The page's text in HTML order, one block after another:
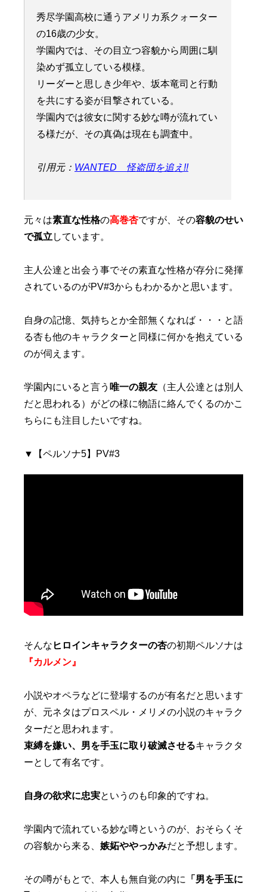
秀尽学園高校に通うアメリカ系クォーター
の16歳の少女。
学園内では、その目立つ容貌から周囲に馴
染めず孤立している模様。
リーダーと思しき少年や、坂本竜司と行動
を共にする姿が目撃されている。
学園内では彼女に関する妙な噂が流れてい
る様だが、その真偽は現在も調査中。
引用元： WANTED 怪盗団を追え!!
元々は素直な性格の高巻杏ですが、その容貌のせい
で孤立 しています。
主人公達と出会う事でその素直な性格が存分に発揮
されているのがPV#3からもわかるかと思います。
自身の記憶、気持ちとか全部無くなれば・・・と語
る杏も他のキャラクターと同様に何かを抱えている
のが伺えます。
学園内にいると言う 唯一の親友 （主人公達とは別人
だと思われる）がどの様に物語に絡んでくるのかこ
ちらにも注目したいですね。
▼【ペルソナ5】PV#3
そんな ヒロインキャラクターの杏の初期ペルソナは
『カルメン』
小説やオペラなどに登場するのが有名だと思います
が、元ネタはプロスペル・メリメの小説のキャラク
ターだと思われます。
束縛を嫌い、男を手玉に取り破滅させるキャラクタ
ーとして有名です。
自身の欲求に忠実というのも印象的ですね。
学園内で流れている妙な噂というのが、おそらくそ
の容貌から来る、 嫉妬ややっかみだと予想します。
その噂がもとで、本人も無自覚の内に
「男を手玉に